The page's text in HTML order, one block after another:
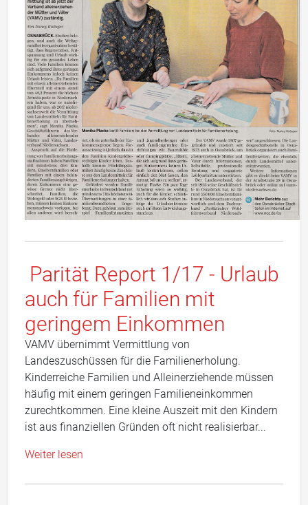
Parität Report 1/17 - Urlaub
auch für Familien mit
geringem Einkommen
VAMV übernimmt Vermittlung von
Landeszuschüssen für die Familienerholung.
Kinderreiche Familien und Alleinerziehende müssen
häufig mit einem geringen Familieneinkommen
zurechtkommen. Eine kleine Auszeit mit den Kindern
ist aus finanziellen Gründen oft nicht realisierbar...
Weiter lesen